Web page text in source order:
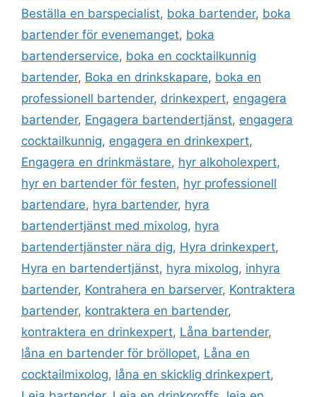
Beställa en barspecialist, boka bartender, boka
bartender för evenemanget, boka
bartenderservice, boka en cocktailkunnig
bartender, Boka en drinkskapare, boka en
professionell bartender, drinkexpert, engagera
bartender, Engagera bartendertjänst, engagera
cocktailkunnig, engagera en drinkexpert,
Engagera en drinkmästare, hyr alkoholexpert,
hyr en bartender för festen, hyr professionell
bartendare, hyra bartender, hyra
bartendertjänst med mixolog, hyra
bartendertjänster nära dig, Hyra drinkexpert,
Hyra en bartendertjänst, hyra mixolog, inhyra
bartender, Kontrahera en barserver, Kontraktera
bartender, kontraktera en bartender,
kontraktera en drinkexpert, Låna bartender,
låna en bartender för bröllopet, Låna en
cocktailmixolog, låna en skicklig drinkexpert,